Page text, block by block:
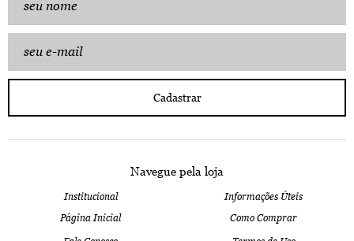
Cadastrar
Navegue pela loja
Institucional
Página Inicial
Informações Úteis
Como Comprar